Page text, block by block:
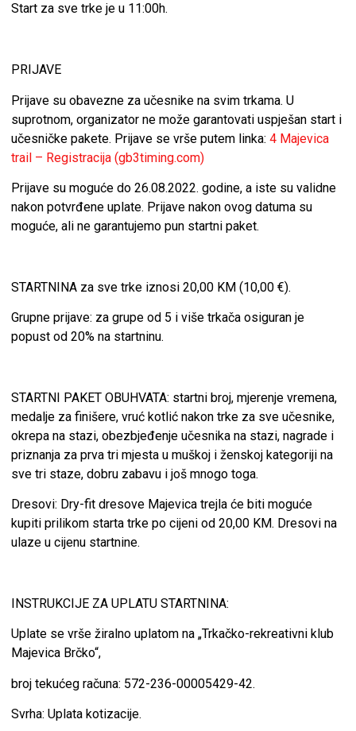
Start za sve trke je u 11:00h.
PRIJAVE
Prijave su obavezne za učesnike na svim trkama. U
suprotnom, organizator ne može garantovati uspješan start i
učesničke pakete. Prijave se vrše putem linka:4 Majevica
trail – Registracija (gb3timing.com)
Prijave su moguće do 26.08.2022. godine, a iste su validne
nakon potvrđene uplate. Prijave nakon ovog datuma su
moguće, ali ne garantujemo pun startni paket.
STARTNINA za sve trke iznosi 20,00 KM (10,00 €).
Grupne prijave: za grupe od 5 i više trkača osiguran je
popust od 20% na startninu.
STARTNI PAKET OBUHVATA: startni broj, mjerenje vremena,
medalje za finišere, vruć kotlić nakon trke za sve učesnike,
okrepa na stazi, obezbjeđenje učesnika na stazi, nagrade i
priznanja za prva tri mjesta u muškoj i ženskoj kategoriji na
sve tri staze, dobru zabavu i još mnogo toga.
Dresovi: Dry-fit dresove Majevica trejla će biti moguće
kupiti prilikom starta trke po cijeni od 20,00 KM. Dresovi na
ulaze u cijenu startnine.
INSTRUKCIJE ZA UPLATU STARTNINA:
Uplate se vrše žiralno uplatom na „Trkačko-rekreativni klub
Majevica Brčko“,
broj tekućeg računa: 572-236-00005429-42.
Svrha: Uplata kotizacije.